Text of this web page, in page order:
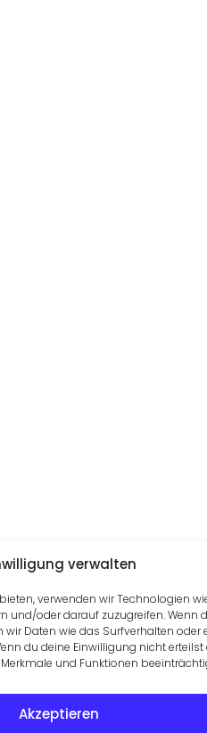
verwalten
verwenden wir Technologien
und/oder darauf zuzugreifen. Wenn
Daten wie das Surfverhalten oder
du deine Einwilligung nicht erteilst
und Funktionen
Akzeptieren